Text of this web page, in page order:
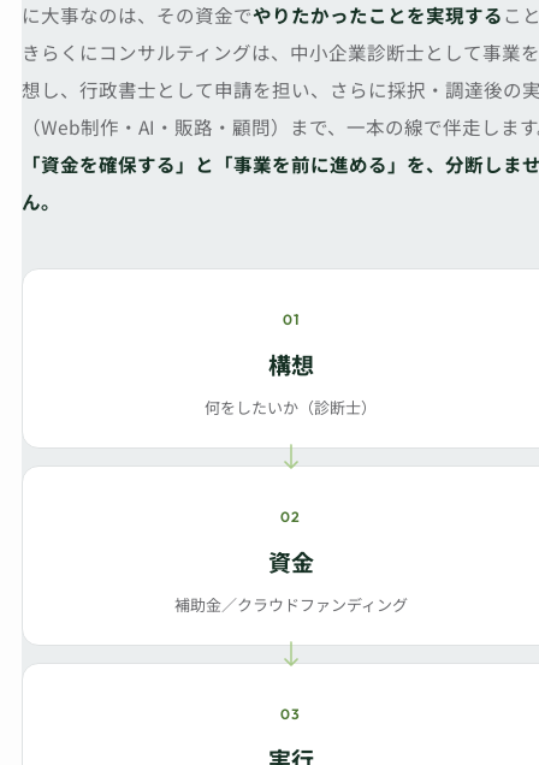
に大事なのは、その資金でやりたかったことを実現するこ
きらくにコンサルティングは、中小企業診断士として事業
想し、行政書士として申請を担い、さらに採択・調達後の
（Web制作・AI・販路・顧問）まで、一本の線で伴走しま
「資金を確保する」と「事業を前に進める」を、分断しま
ん。
01
構想
何をしたいか（診断士）
02
資金
補助金／クラウドファンディング
03